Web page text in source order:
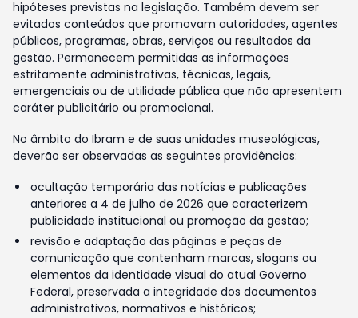
hipóteses previstas na legislação. Também devem ser
evitados conteúdos que promovam autoridades, agentes
públicos, programas, obras, serviços ou resultados da
gestão. Permanecem permitidas as informações
estritamente administrativas, técnicas, legais,
emergenciais ou de utilidade pública que não apresentem
caráter publicitário ou promocional.
No âmbito do Ibram e de suas unidades museológicas,
deverão ser observadas as seguintes providências:
ocultação temporária das notícias e publicações
anteriores a 4 de julho de 2026 que caracterizem
publicidade institucional ou promoção da gestão;
revisão e adaptação das páginas e peças de
comunicação que contenham marcas, slogans ou
elementos da identidade visual do atual Governo
Federal, preservada a integridade dos documentos
administrativos, normativos e históricos;